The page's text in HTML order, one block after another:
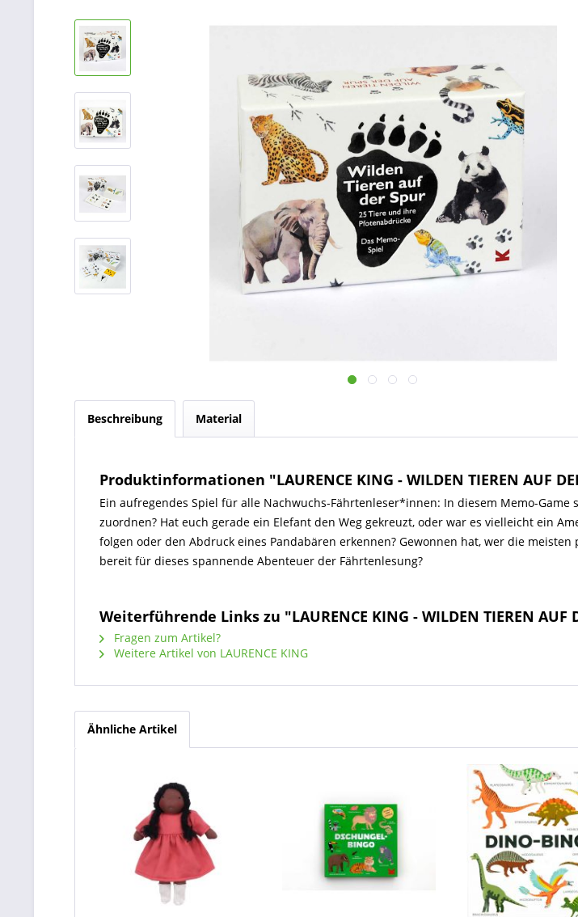
Beschreibung Material
Produktinformationen "LAURENCE KING - WILDEN TIEREN AUF
Ein aufregendes Spiel für alle Nachwuchs-Fährtenleser*innen: In diesem Memo-
zuordnen? Hat euch gerade ein Elefant den Weg gekreuzt, oder war es vielleicht ein
folgen oder den Abdruck eines Pandabären erkennen? Gewonnen hat, wer die
bereit für dieses spannende Abenteuer der Fährtenlesung?
Weiterführende Links zu "LAURENCE KING - WILDEN TIEREN AUF
Fragen zum Artikel?
Weitere Artikel von LAURENCE KING
Ähnliche Artikel